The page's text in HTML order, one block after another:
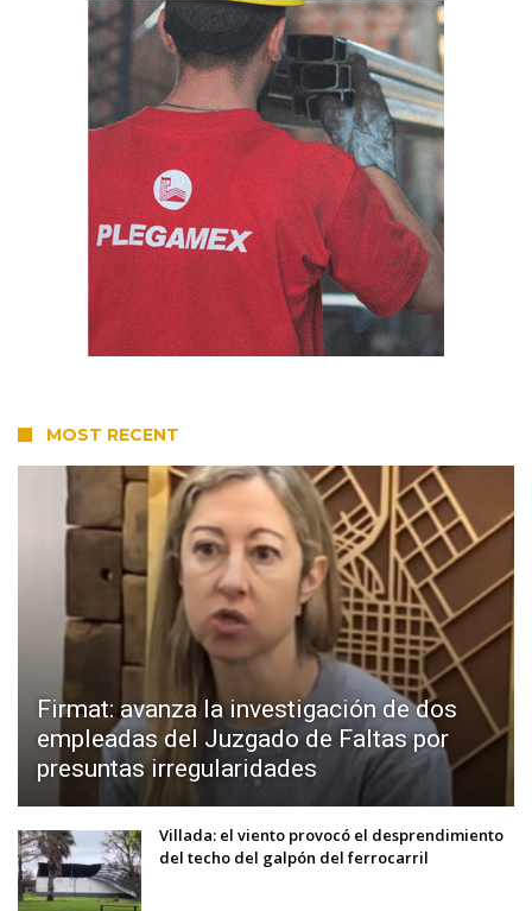
MOST RECENT
Firmat: avanza la investigación de dos
empleadas del Juzgado de Faltas por
presuntas irregularidades
Villada: el viento provocó el desprendimiento
del techo del galpón del ferrocarril